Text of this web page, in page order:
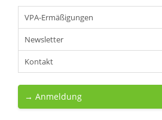
VPA-Ermäßigungen
Newsletter
Kontakt
→ Anmeldung